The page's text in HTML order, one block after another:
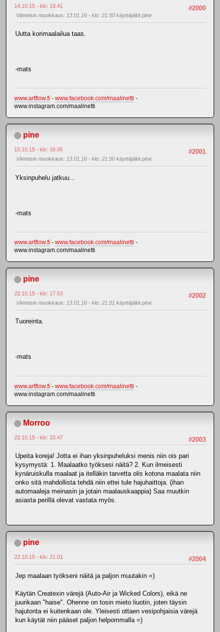
#2000
14.10.15 - klo: 19.41
Viimeisin muokkaus: 13.01.16 - klo: 21.50 käyttäjältä pine
Uutta korimaalailua taas.
-mats
www.artflow.fi - www.facebook.com/maalinetti -
www.instagram.com/maalinetti
pine
#2001
15.10.15 - klo: 16.05
Viimeisin muokkaus: 13.01.16 - klo: 21.50 käyttäjältä pine
Yksinpuhelu jatkuu...
-mats
www.artflow.fi - www.facebook.com/maalinetti -
www.instagram.com/maalinetti
pine
#2002
22.10.15 - klo: 17.53
Viimeisin muokkaus: 13.01.16 - klo: 21.51 käyttäjältä pine
Tuoreinta.
-mats
www.artflow.fi - www.facebook.com/maalinetti -
www.instagram.com/maalinetti
Morroo
#2003
22.10.15 - klo: 20.47
Upeita koreja! Jotta ei ihan yksinpuheluksi menis niin ois pari
kysymystä: 1. Maalaatko työksesi näitä? 2. Kun ilmeisesti
kynäruiskulla maalaat ja itelläkin tarvetta olis kotona maalata niin
onko sitä mahdollista tehdä niin ettei tule hajuhaittoja. (ihan
automaaleja meinasin ja jotain maalauskaappia) Saa muutkin
asiasta perillä olevat vastata myös.
pine
#2004
22.10.15 - klo: 21.01
Jep maalaan työkseni näitä ja paljon muutakin =)
Käytän Createxin värejä (Auto-Air ja Wicked Colors), eikä ne
juurikaan "haise". Ohenne on tosin mieto liuotin, joten täysin
hajutonta ei kuitenkaan ole. Yleisesti ottaen vesipohjaisia värejä
kun käytät niin pääset paljon helpommalla =)